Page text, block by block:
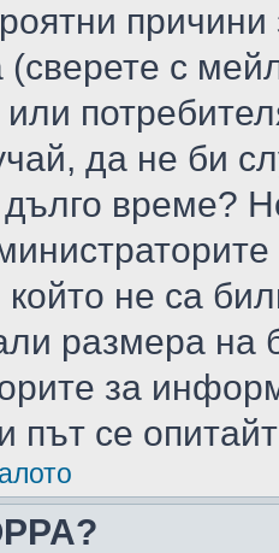
с
или
да не би
време?
който не са
размера на
за
път се